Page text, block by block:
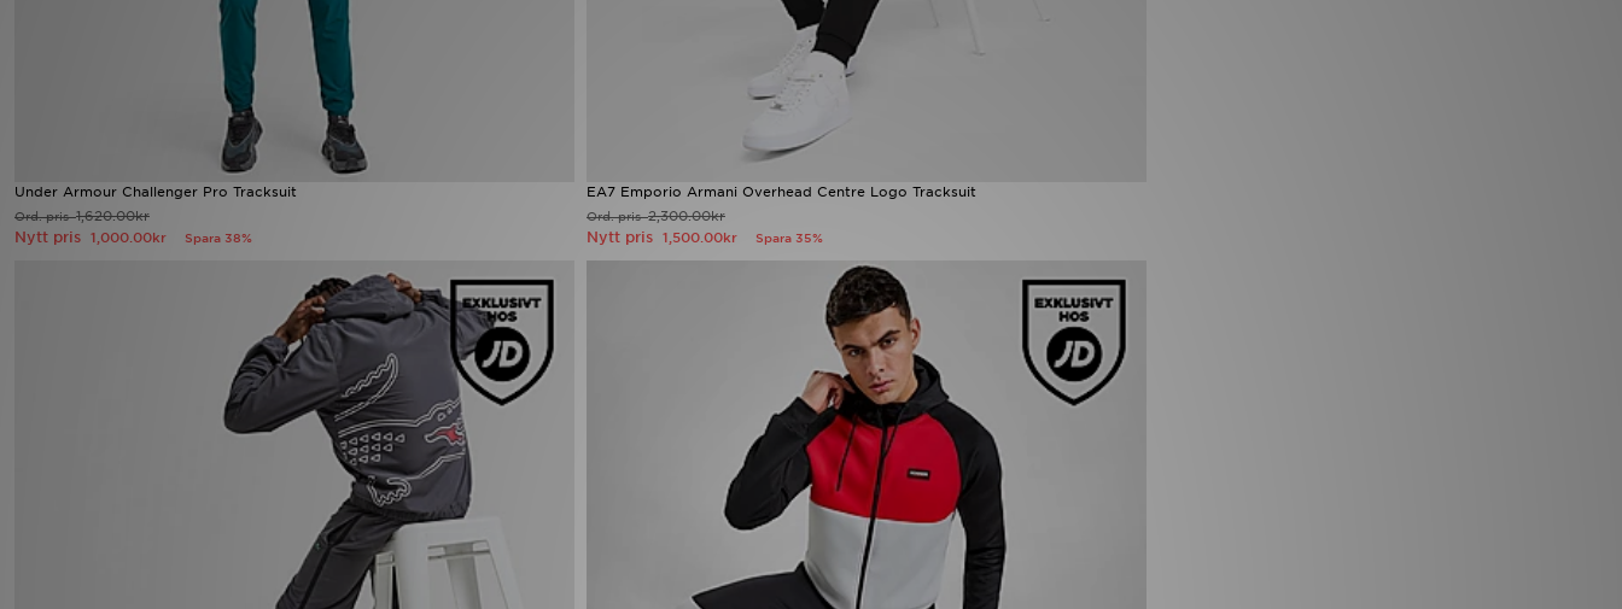
Under Armour Challenger Pro Tracksuit
Ord. pris1,620.00kr
Nytt pris 1,000.00kr Spara 38%
EA7 Emporio Armani Overhead Centre Logo Tracksuit
Ord. pris2,300.00kr
Nytt pris 1,500.00kr Spara 35%